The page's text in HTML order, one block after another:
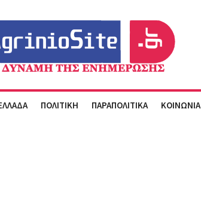
ΠΟΛΙΤΙΚΗ ΠΑΡΑΠΟΛΙΤΙΚΑ ΚΟΙΝΩΝΙΑ